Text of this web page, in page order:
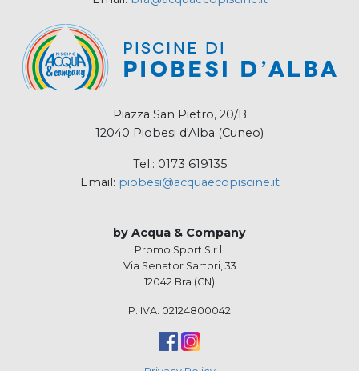
Piazza San Pietro, 20/B
12040 Piobesi d'Alba (Cuneo)
Tel.: 0173 619135
Email: piobesi@acquaecopiscine.it
by Acqua & Company
Promo Sport S.r.l.
Via Senator Sartori, 33
12042 Bra (CN)
P. IVA: 02124800042